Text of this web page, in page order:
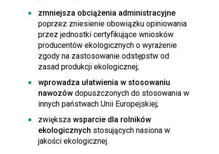
zmniejsza obciążenia administracyjne
poprzez zniesienie obowiązku opiniowania
przez jednostki certyfikujące wniosków
producentów ekologicznych o wyrażenie
zgody na zastosowanie odstępstw od
zasad produkcji ekologicznej;
wprowadza ułatwienia w stosowaniu
nawozów dopuszczonych do stosowania w
innych państwach Unii Europejskiej;
zwiększa wsparcie dla rolników
ekologicznych stosujących nasiona w
jakości ekologicznej.